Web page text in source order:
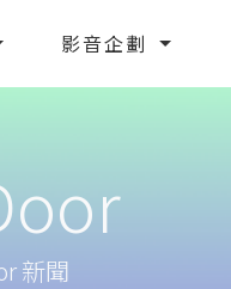
影音企劃
新聞